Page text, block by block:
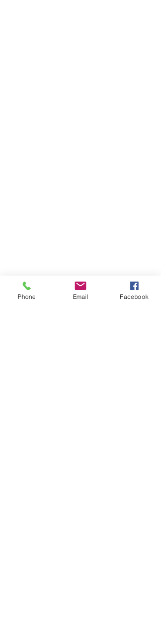
Phone Email Facebook